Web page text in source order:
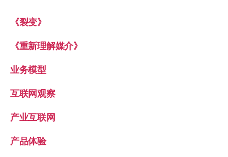
《裂变》
《重新理解媒介》
业务模型
互联网观察
产业互联网
产品体验